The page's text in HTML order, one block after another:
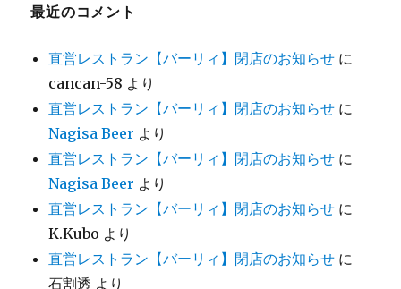
最近のコメント
直営レストラン【バーリィ】閉店のお知らせ に
cancan-58 より
直営レストラン【バーリィ】閉店のお知らせ に
Nagisa Beer より
直営レストラン【バーリィ】閉店のお知らせ に
Nagisa Beer より
直営レストラン【バーリィ】閉店のお知らせ に
K.Kubo より
直営レストラン【バーリィ】閉店のお知らせ に
石割透 より